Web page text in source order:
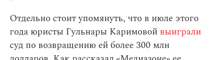
Отдельно стоит упомянуть, что в июле этого
года юристы Гульнары Каримовой выиграли
суд по возвращению ей более 300 млн